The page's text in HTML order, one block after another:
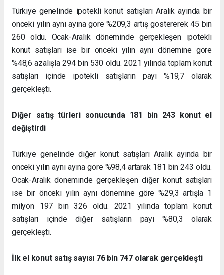
Türkiye genelinde ipotekli konut satışları Aralık ayında bir
önceki yılın aynı ayına göre %209,3 artış göstererek 45 bin
260 oldu. Ocak-Aralık döneminde gerçekleşen ipotekli
konut satışları ise bir önceki yılın aynı dönemine göre
%48,6 azalışla 294 bin 530 oldu. 2021 yılında toplam konut
satışları içinde ipotekli satışların payı %19,7 olarak
gerçekleşti.
Diğer satış türleri sonucunda 181 bin 243 konut el
değiştirdi
Türkiye genelinde diğer konut satışları Aralık ayında bir
önceki yılın aynı ayına göre %98,4 artarak 181 bin 243 oldu.
Ocak-Aralık döneminde gerçekleşen diğer konut satışları
ise bir önceki yılın aynı dönemine göre %29,3 artışla 1
milyon 197 bin 326 oldu. 2021 yılında toplam konut
satışları içinde diğer satışların payı %80,3 olarak
gerçekleşti.
İlk el konut satış sayısı 76 bin 747 olarak gerçekleşti